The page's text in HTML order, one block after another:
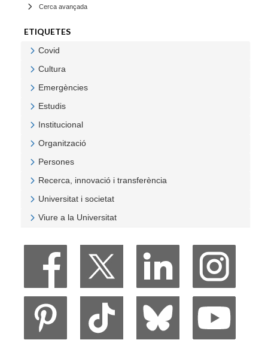
Cerca avançada
ETIQUETES
Covid
Cultura
Emergències
Estudis
Institucional
Organització
Persones
Recerca, innovació i transferència
Universitat i societat
Viure a la Universitat